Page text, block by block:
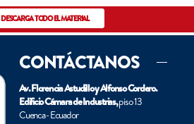
DESCARGA TODO EL MATERIAL
CONTÁCTANOS
Av. Florencia Astudillo y Alfonso Cordero.
Edificio Cámara de Industrias,piso 13
Cuenca - Ecuador